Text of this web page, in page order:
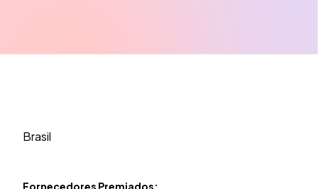
Brasil
Fornecedores Premiados: